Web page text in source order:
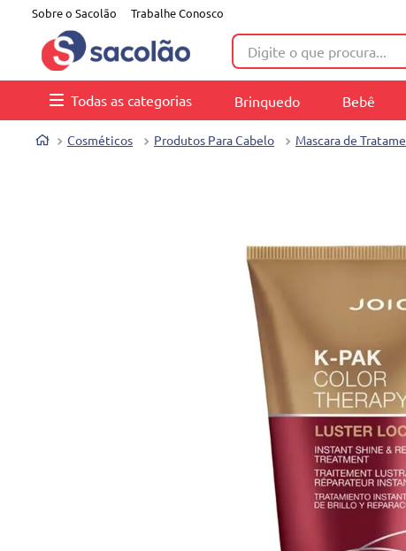
Sobre o Sacolão Trabalhe Conosco
Digite o que procura...
Todas as categorias Brinquedo Bebê
Cosméticos Produtos Para Cabelo Mascara de